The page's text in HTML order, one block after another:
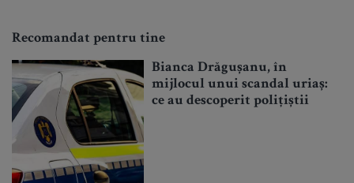
Recomandat pentru tine
Bianca Drăgușanu, în
mijlocul unui scandal uriaș:
ce au descoperit polițiștii